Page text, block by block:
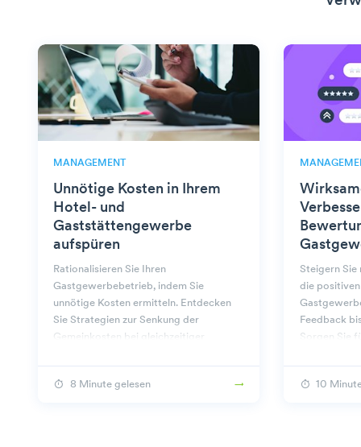
MANAGEMENT
Unnötige Kosten in Ihrem
Hotel- und
Gaststättengewerbe
aufspüren
Rationalisieren Sie Ihren
Gastgewerbebetrieb, indem Sie
unnötige Kosten ermitteln. Entdecken
Sie Strategien zur Senkung der
Gemeinkosten bei gleichzeitiger
8 Minute gelesen
Steigern
die
Feedback
Sorgen Sie
10